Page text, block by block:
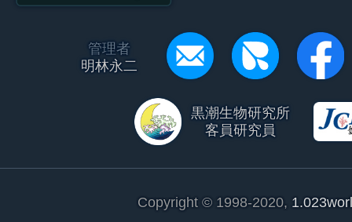
管理者
明林永二
黒潮生物研究所
客員研究員
Copyright © 1998-2020,